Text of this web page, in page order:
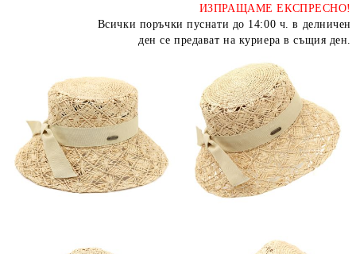
ИЗПРАЩАМЕ ЕКСПРЕСНО!
Всички поръчки пуснати до 14:00 ч. в делничен
ден се предават на куриера в същия ден.